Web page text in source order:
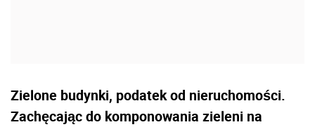
Zielone budynki, podatek od nieruchomości.
Zachęcając do komponowania zieleni na